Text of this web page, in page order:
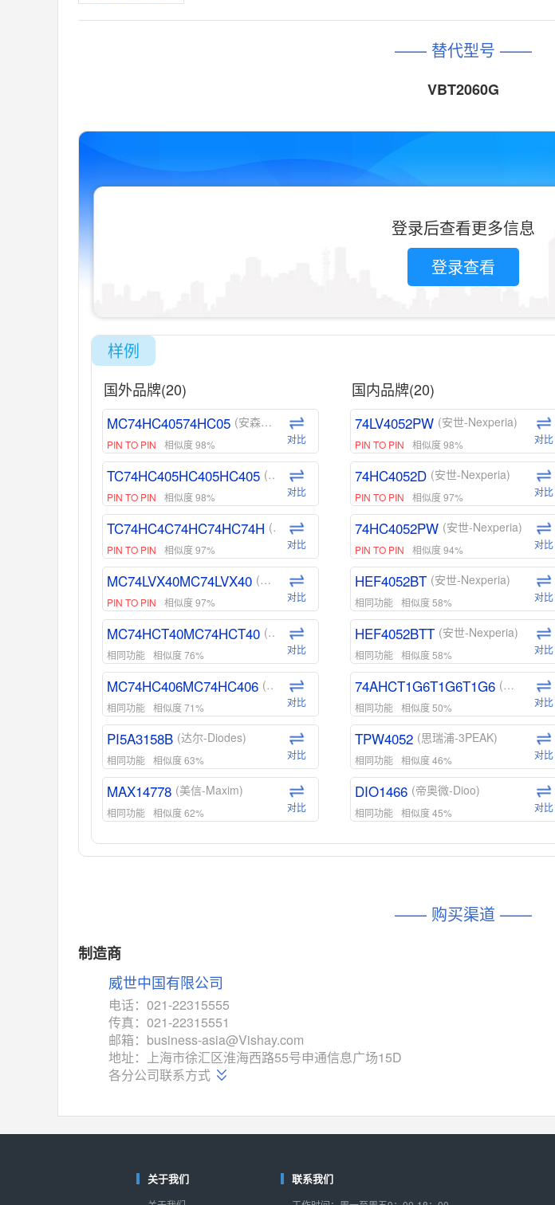
—— 替代型号 ——
VBT2060G
登录后查看更多信息
登录查看
样例
国外品牌(20)
MC74HC40574HC05 (安森美-ON)
PIN TO PIN 相似度 98% 对比
TC74HC405HC405HC405 (东芝-Toshiba)
PIN TO PIN 相似度 98% 对比
TC74HC4C74HC74HC74H (东芝-Toshiba)
PIN TO PIN 相似度 97% 对比
MC74LVX40MC74LVX40 (安森美-ON)
PIN TO PIN 相似度 97% 对比
MC74HCT40MC74HCT40 (安森美-ON)
相同功能 相似度 76% 对比
MC74HC406MC74HC406 (安森美-ON)
相同功能 相似度 71% 对比
PI5A3158B (达尔-Diodes)
相同功能 相似度 63% 对比
MAX14778 (美信-Maxim)
相同功能 相似度 62% 对比
ADG1439 (亚德诺-ADI)
对比
MAX14760
M74HC4852 (意法-ST)
相同功能 相似度 52%
TC4052BF (东芝-Toshiba)
相同功能 相似度 50%
相似度 49% 对比
国内品牌(20)
74LV4052PW (安世-Nexperia)
PIN TO PIN 相似度 98% 对比
74HC4052D (安世-Nexperia)
PIN TO PIN 相似度 97% 对比
74HC4052PW (安世-Nexperia)
PIN TO PIN 相似度 94% 对比
HEF4052BT (安世-Nexperia)
相同功能 相似度 58% 对比
HEF4052BTT (安世-Nexperia)
相同功能 相似度 58% 对比
74AHCT1G6T1G6T1G6 (安世-Nexperia)
相同功能 相似度 50% 对比
TPW4052 (思瑞浦-3PEAK)
相同功能 相似度 46% 对比
DIO1466 (帝奥微-Dioo)
相同功能 相似度 45% 对比
DIO1159 (帝奥微-Dioo)
对比
相似度 44%
TPW3221
—— 购买渠道 ——
制造商
威世中国有限公司
电话：021-22315555
传真：021-22315551
邮箱：business-asia@Vishay.com
地址：上海市徐汇区淮海西路55号申通信息广场15D
各分公司联系方式
关于我们 联系我们